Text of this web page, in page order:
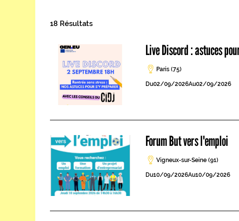
18 Résultats
Live Discord : astuces
Paris (75)
Du02/09/2026Au02/09/2026
Forum But vers l'emploi
Vigneux-sur-Seine (91)
Du10/09/2026Au10/09/2026